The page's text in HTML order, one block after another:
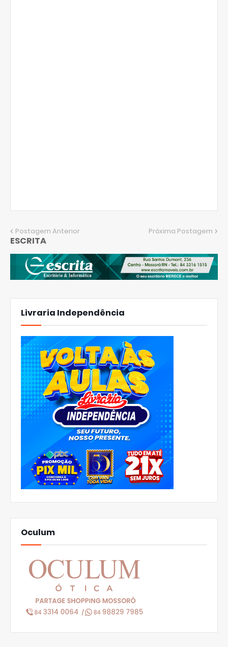
Postagem Anterior Próxima Postagem
ESCRITA
Livraria Independência
Oculum